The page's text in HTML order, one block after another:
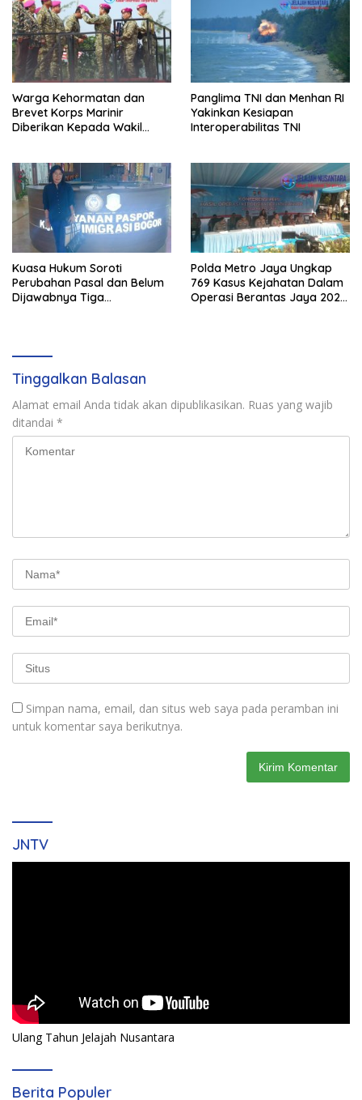
Warga Kehormatan dan
Brevet Korps Marinir
Diberikan Kepada Wakil
Panglima TNI dan Menhan RI
Yakinkan Kesiapan
Interoperabilitas TNI
Kuasa Hukum Soroti
Perubahan Pasal dan Belum
Dijawabnya Tiga
Polda Metro Jaya Ungkap
769 Kasus Kejahatan Dalam
Operasi Berantas Jaya 2026,
Tinggalkan Balasan
Alamat email Anda tidak akan dipublikasikan. Ruas yang wajib
ditandai *
Simpan nama, email, dan situs web saya pada peramban ini
untuk komentar saya berikutnya.
JNTV
Ulang Tahun Jelajah Nusantara
Berita Populer